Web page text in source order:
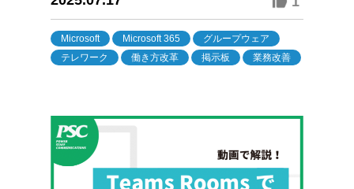
Microsoft Microsoft 365
グループウェア
テレワーク
働き方改革 掲示板 業務改善